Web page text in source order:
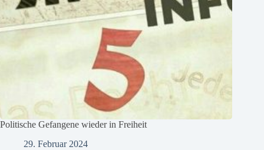
Politische Gefangene wieder in Freiheit
29. Februar 2024